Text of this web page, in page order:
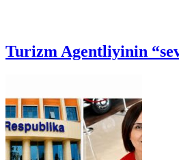
Turizm Agentliyinin